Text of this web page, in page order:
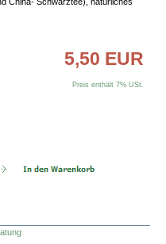
5,50 EUR
Preis enthält 7% USt.